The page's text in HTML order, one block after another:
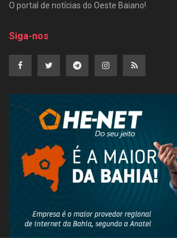
O portal de notícias do Oeste Baiano!
Siga-nos